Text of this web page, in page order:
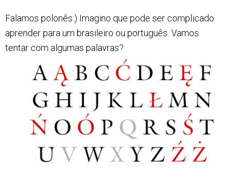
Falamos polonês:) Imagino que pode ser complicado
aprender para um brasileiro ou português. Vamos
tentar com algumas palavras?